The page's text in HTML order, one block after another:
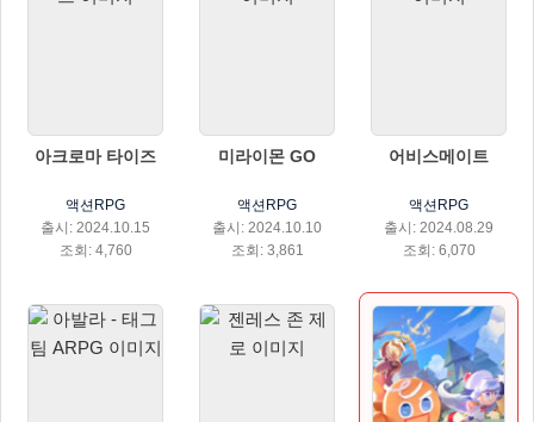
아크로마 타이즈
액션RPG
출시: 2024.10.15
조회: 4,760
미라이몬 GO
액션RPG
출시: 2024.10.10
조회: 3,861
어비스메이트
액션RPG
출시: 2024.08.29
조회: 6,070